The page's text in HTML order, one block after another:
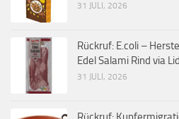
31 JULI, 2026
Rückruf: E.coli –
Edel Salami Rind via
31 JULI, 2026